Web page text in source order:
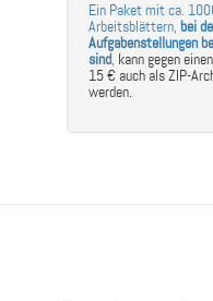
Ein Paket mit ca.
Arbeitsblättern, bei
Aufgabenstellungen
sind, kann gegen
15 € auch als ZIP-
werden.